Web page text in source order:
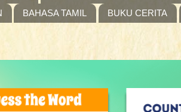
BAHASA TAMIL BUKU CERITA